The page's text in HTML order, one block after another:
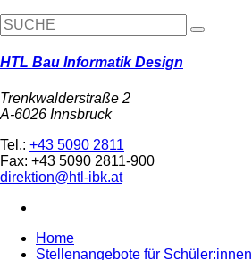
HTL Bau Informatik Design
Trenkwalderstraße 2
A-6026 Innsbruck
Tel.: +43 5090 2811
Fax: +43 5090 2811-900
direktion@htl-ibk.at
Home
Stellenangebote für Schüler:innen